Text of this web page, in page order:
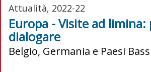
Attualità, 2022-22
Europa - Visite ad
dialogare
Belgio, Germania e Paesi